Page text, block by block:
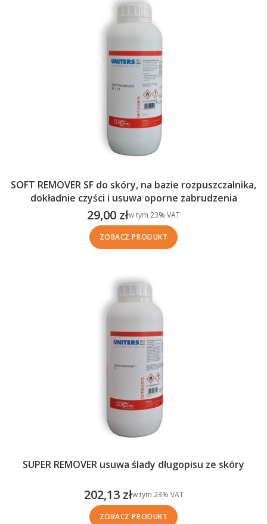
SOFT REMOVER SF do skóry, na bazie rozpuszczalnika,
dokładnie czyści i usuwa oporne zabrudzenia
Cena brutto
29,00 złw tym %s VAT
w tym 23% VAT
ZOBACZ PRODUKT
SUPER REMOVER usuwa ślady długopisu ze skóry
Cena brutto
202,13 złw tym %s VAT
w tym 23% VAT
ZOBACZ PRODUKT